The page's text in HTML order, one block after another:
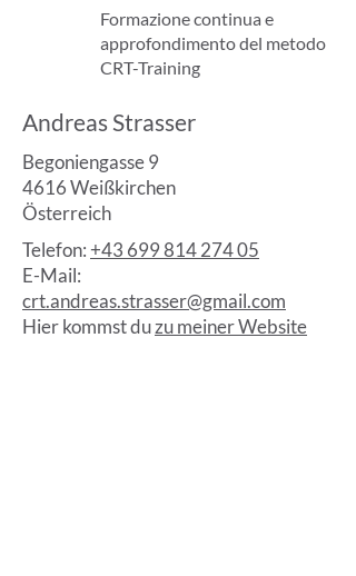
Formazione continua e
approfondimento del metodo
CRT-Training
Andreas Strasser
Begoniengasse 9
4616 Weißkirchen
Österreich
Telefon:+43 699 814 274 05
E-Mail:
crt.andreas.strasser@gmail.com
Hier kommst duzu meiner Website